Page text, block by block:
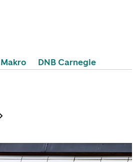
Makro DNB Carnegie